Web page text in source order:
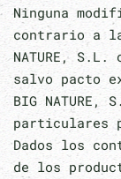
Ninguna
contrario a la
NATURE,
salvo pacto
BIG
particulares
Dados los
de los